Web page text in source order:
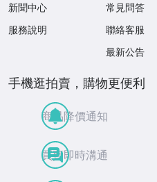
新聞中心
服務說明
常見問答
聯絡客服
最新公告
手機逛拍賣，購物更便利
商品降價通知
買賣即時溝通